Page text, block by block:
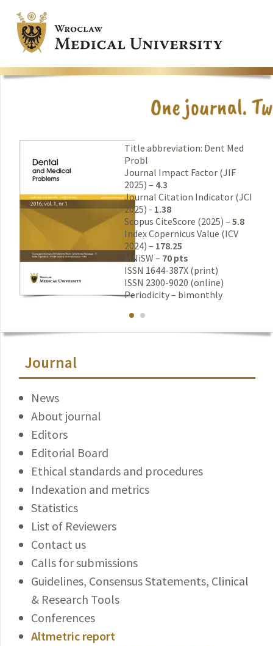
Title abbreviation: Dent Med
Probl
Journal Impact Factor (JIF
2025) – 4.3
Journal Citation Indicator (JCI
2025) - 1.38
Scopus CiteScore (2025) – 5.8
Index Copernicus Value (ICV
2024) – 178.25
MNiSW – 70 pts
ISSN 1644-387X (print)
ISSN 2300-9020 (online)
Periodicity – bimonthly
Journal
News
About journal
Editors
Editorial Board
Ethical standards and procedures
Indexation and metrics
Statistics
List of Reviewers
Contact us
Calls for submissions
Guidelines, Consensus Statements, Clinical
& Research Tools
Conferences
Altmetric report